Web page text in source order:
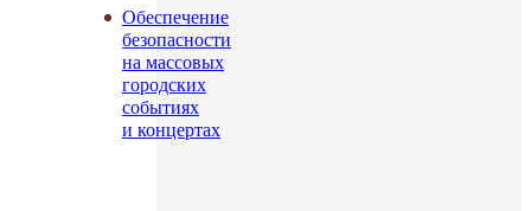
Обеспечение
безопасности
на массовых
городских
событиях
и концертах